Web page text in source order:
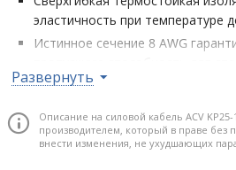
эластичность при температуре
Истинное сечение 8 AWG
усилителей.
надёжности и точности
Премиальная упаковка делает
Развернуть
Описание на силовой кабель ACV KP25-
производителем, который в праве без
внести изменения, не ухудшающих